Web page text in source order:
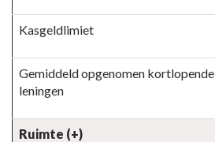
Kasgeldlimiet
Gemiddeld opgenomen kortlopende
leningen
Ruimte (+)